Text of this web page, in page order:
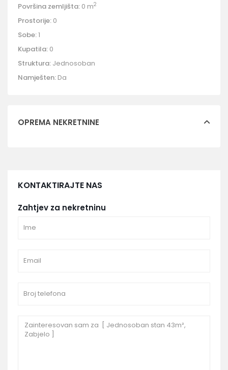
Površina zemljišta: 0 m2
Prostorije: 0
Sobe:1
Kupatila: 0
Struktura: Jednosoban
Namješten: Da
OPREMA NEKRETNINE
KONTAKTIRAJTE NAS
Zahtjev za nekretninu